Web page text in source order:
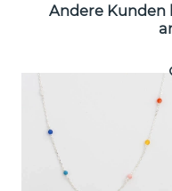
Andere Kunden